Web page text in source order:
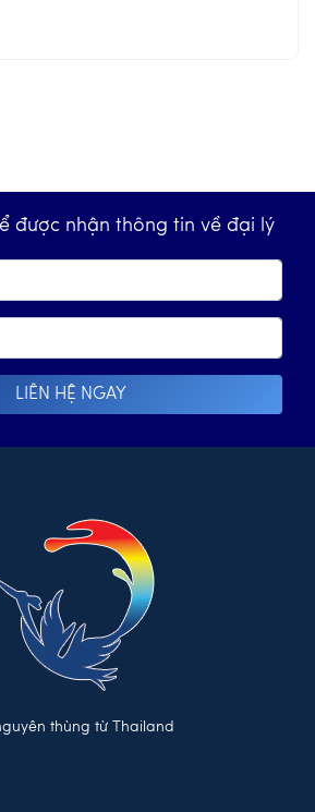
được nhận thông tin về đại lý
thùng từ Thailand